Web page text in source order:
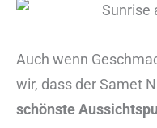
Auch wenn
wir, dass der Samet
schönste